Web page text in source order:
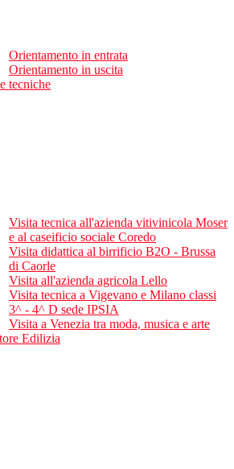
Orientamento in entrata
Orientamento in uscita
tecniche
Visita tecnica all'azienda vitivinicola Moser
e al caseificio sociale Coredo
Visita didattica al birrificio B2O - Brussa
di Caorle
Visita all'azienda agricola Lello
Visita tecnica a Vigevano e Milano classi
3^ - 4^ D sede IPSIA
Visita a Venezia tra moda, musica e arte
Edilizia